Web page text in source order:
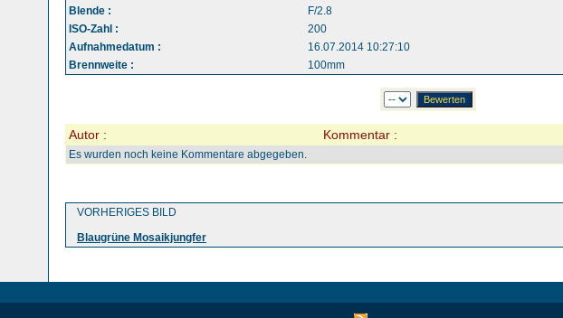
Blende :
F/2.8
ISO-Zahl :
200
Aufnahmedatum :
16.07.2014 10:27:10
Brennweite :
100mm
Autor : Kommentar :
Es wurden noch keine Kommentare abgegeben.
VORHERIGES BILD
Blaugrüne Mosaikjungfer